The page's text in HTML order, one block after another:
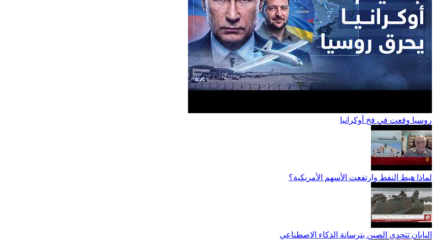
روسيا وقعت في فخ أوكرانيا
لماذا هبط النفط وارتفعت الأسهم الأمريكية؟
اليابان تتحدى الصين بترسانة الذكاء الاصطناعي